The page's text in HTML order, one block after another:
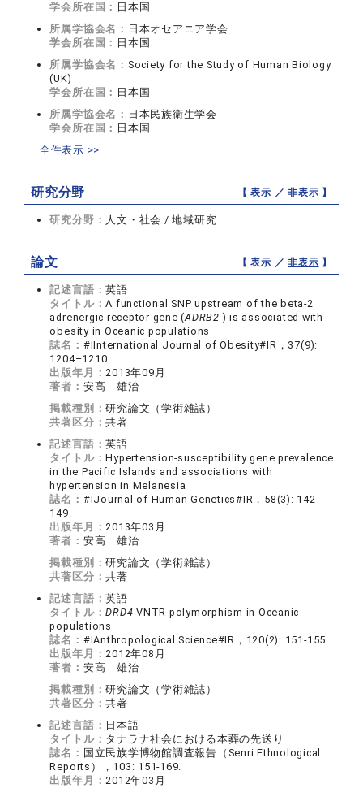
学会所在国： 日本国
所属学協会名： 日本オセアニア学会
学会所在国： 日本国
所属学協会名： Society for the Study of Human Biology
(UK)
学会所在国： 日本国
所属学協会名： 日本民族衛生学会
学会所在国： 日本国
全件表示 >>
研究分野 【 表示 ／非表示 】
研究分野： 人文・社会 / 地域研究
論文 【 表示 ／非表示 】
記述言語：英語
タイトル：A functional SNP upstream of the beta-2
adrenergic receptor gene (ADRB2 ) is associated with
obesity in Oceanic populations
誌名： #IInternational Journal of Obesity#IR，37(9):
1204–1210.
出版年月：2013年09月
著者： 安高 雄治
掲載種別：研究論文（学術雑誌）
共著区分：共著
記述言語：英語
タイトル：Hypertension-susceptibility gene prevalence
in the Pacific Islands and associations with
hypertension in Melanesia
誌名： #IJournal of Human Genetics#IR，58(3): 142-
149.
出版年月：2013年03月
著者： 安高 雄治
掲載種別：研究論文（学術雑誌）
共著区分：共著
記述言語：英語
タイトル：DRD4 VNTR polymorphism in Oceanic
populations
誌名： #IAnthropological Science#IR，120(2): 151-155.
出版年月：2012年08月
著者： 安高 雄治
掲載種別：研究論文（学術雑誌）
共著区分：共著
記述言語： 日本語
タイトル： タナラナ社会における本葬の先送り
誌名： 国立民族学博物館調査報告（Senri Ethnological
Reports），103: 151-169.
出版年月：2012年03月